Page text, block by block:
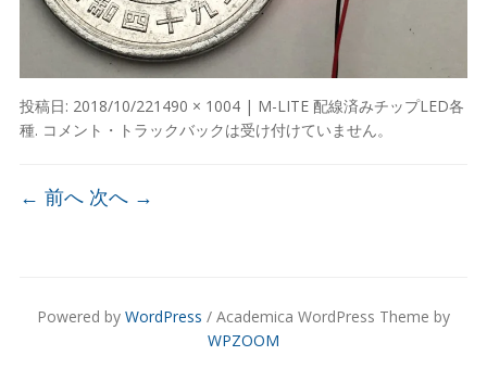
投稿日: 2018/10/221490 × 1004| M-LITE 配線済みチップLED各
種. コメント・トラックバックは受け付けていません。
← 前へ 次へ →
Powered by WordPress / Academica WordPress Theme by
WPZOOM